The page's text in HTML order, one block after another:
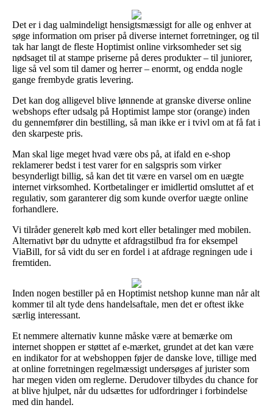
Det er i dag ualmindeligt hensigtsmæssigt for alle og enhver at
søge information om priser på diverse internet forretninger, og til
tak har langt de fleste Hoptimist online virksomheder set sig
nødsaget til at stampe priserne på deres produkter – til juniorer,
lige så vel som til damer og herrer – enormt, og endda nogle
gange frembyde gratis levering.
Det kan dog alligevel blive lønnende at granske diverse online
webshops efter udsalg på Hoptimist lampe stor (orange) inden
du gennemfører din bestilling, så man ikke er i tvivl om at få fat i
den skarpeste pris.
Man skal lige meget hvad være obs på, at ifald en e-shop
reklamerer bedst i test varer for en salgspris som virker
besynderligt billig, så kan det tit være en varsel om en uægte
internet virksomhed. Kortbetalinger er imidlertid omsluttet af et
regulativ, som garanterer dig som kunde overfor uægte online
forhandlere.
Vi tilråder generelt køb med kort eller betalinger med mobilen.
Alternativt bør du udnytte et afdragstilbud fra for eksempel
ViaBill, for så vidt du ser en fordel i at afdrage regningen ude i
fremtiden.
Inden nogen bestiller på en Hoptimist netshop kunne man når alt
kommer til alt tyde dens handelsaftale, men det er oftest ikke
særlig interessant.
Et nemmere alternativ kunne måske være at bemærke om
internet shoppen er støttet af e-mærket, grundet at det kan være
en indikator for at webshoppen føjer de danske love, tillige med
at online forretningen regelmæssigt undersøges af jurister som
har megen viden om reglerne. Derudover tilbydes du chance for
at blive hjulpet, når du udsættes for udfordringer i forbindelse
med din handel.